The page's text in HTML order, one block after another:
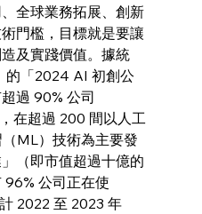
全球業務拓展、創新
門檻，目標就是要讓
及實踐價值。據統
的「2024 AI 初創公
過 90% 公司
在超過 200 間以人工
ML）技術為主要發
（即市值超過十億的
96% 公司正在使
2022 至 2023 年